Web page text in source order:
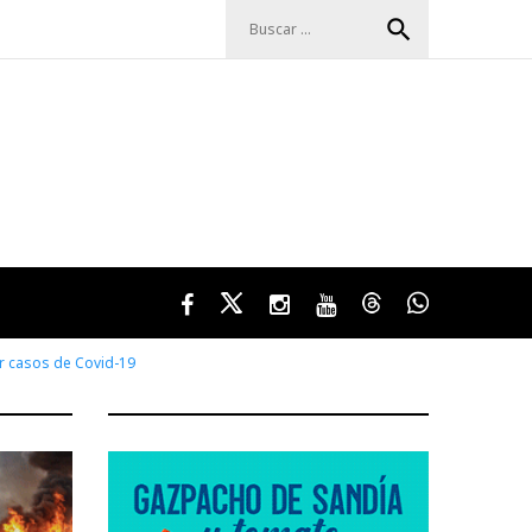
search
FacebookTwitterInstagramYoutubeThreadsWhatsApp
casos de Covid-19